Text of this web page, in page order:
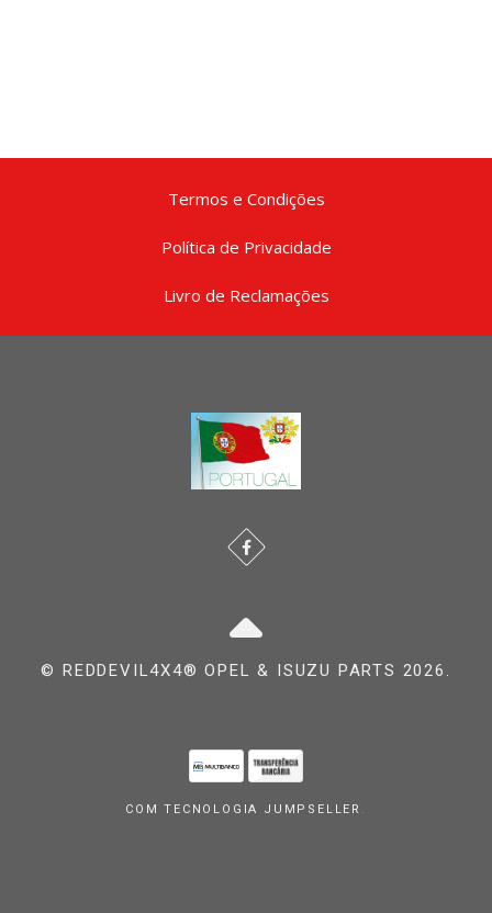
Termos e Condições
Política de Privacidade
Livro de Reclamações
© REDDEVIL4X4® OPEL & ISUZU PARTS 2026.
COM TECNOLOGIA JUMPSELLER .